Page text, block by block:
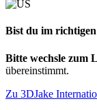
Bist du im richtigen
Bitte wechsle zum
übereinstimmt.
Zu 3DJake